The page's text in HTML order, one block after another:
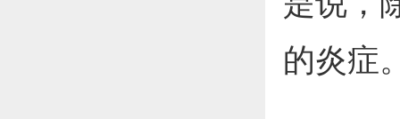
的炎症